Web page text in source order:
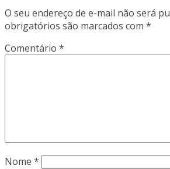
O seu endereço de e-mail não será
obrigatórios são marcados com *
Comentário *
Nome *